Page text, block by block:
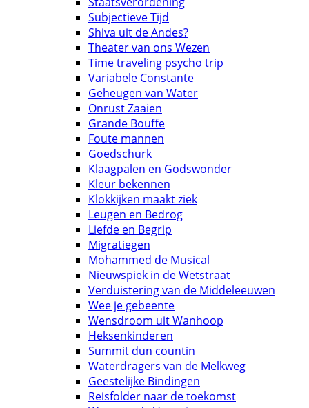
Subjectieve Tijd
Shiva uit de Andes?
Theater van ons Wezen
Time traveling psycho trip
Variabele Constante
Geheugen van Water
Onrust Zaaien
Grande Bouffe
Foute mannen
Goedschurk
Klaagpalen en Godswonder
Kleur bekennen
Klokkijken maakt ziek
Leugen en Bedrog
Liefde en Begrip
Migratiegen
Mohammed de Musical
Nieuwspiek in de Wetstraat
Verduistering van de Middeleeuwen
Wee je gebeente
Wensdroom uit Wanhoop
Heksenkinderen
Summit dun countin
Waterdragers van de Melkweg
Geestelijke Bindingen
Reisfolder naar de toekomst